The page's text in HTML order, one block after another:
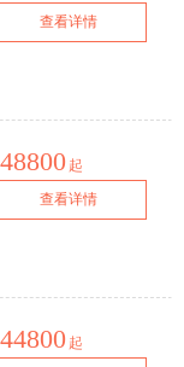
查看详情
48800 起
查看详情
44800 起